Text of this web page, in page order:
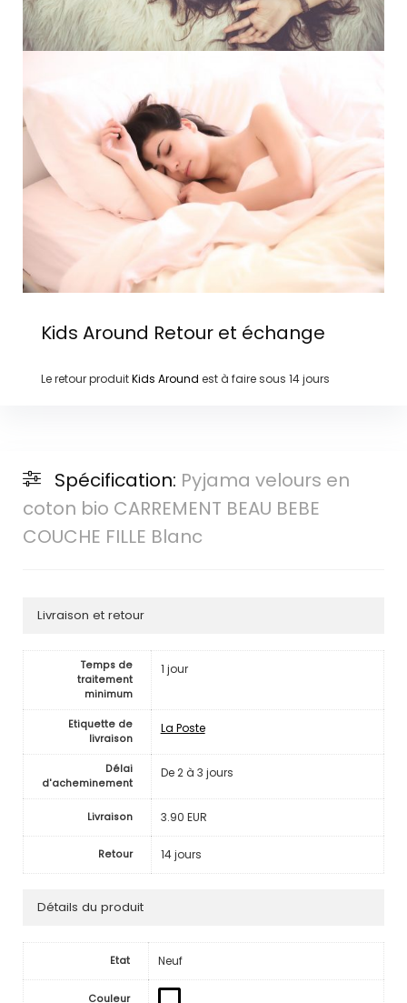
Kids Around Retour et échange
Le retour produitKids Around est à faire sous 14 jours
Spécification: Pyjama velours en
coton bio CARREMENT BEAU BEBE
COUCHE FILLE Blanc
Livraison et retour
Temps de
traitement
minimum
1 jour
Etiquette de
livraison
La Poste
Délai
d'acheminement
De 2 à 3 jours
Livraison 3.90 EUR
Retour 14 jours
Détails du produit
Etat Neuf
Couleur